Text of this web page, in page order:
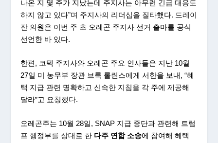
나온 지 몇 주가 지났는데 주지사는 아무런 긴급 대응도
하지 않고 있다”며 주지사의 리더십을 질타했다. 드레이
잔 의원은 이번 주 초 오레곤 주지사 선거 출마를 공식
선언한 바 있다.
한편, 코텍 주지사와 오레곤 주요 인사들은 지난 10월
27일 미 농무부 장관 브룩 롤린스에게 서한을 보내, “혜
택 지급 관련 명확하고 신속한 지침을 각 주에 제공해
달라”고 요청했다.
오레곤주는 10월 28일, SNAP 지급 중단과 관련해 트럼
프 행정부를 상대로 한 다주 연합 소송에 참여해 혜택